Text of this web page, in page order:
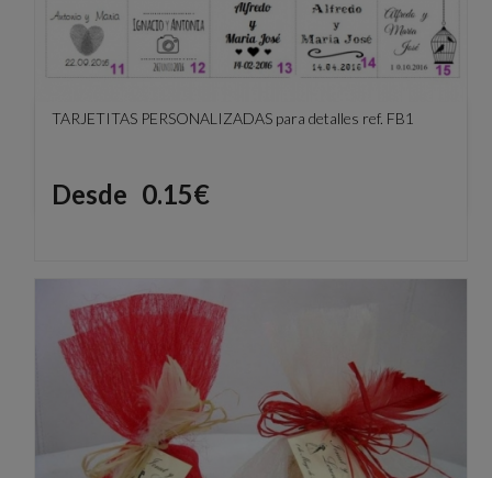
TARJETITAS PERSONALIZADAS para detalles ref. FB1
Precio
Desde 0.15€